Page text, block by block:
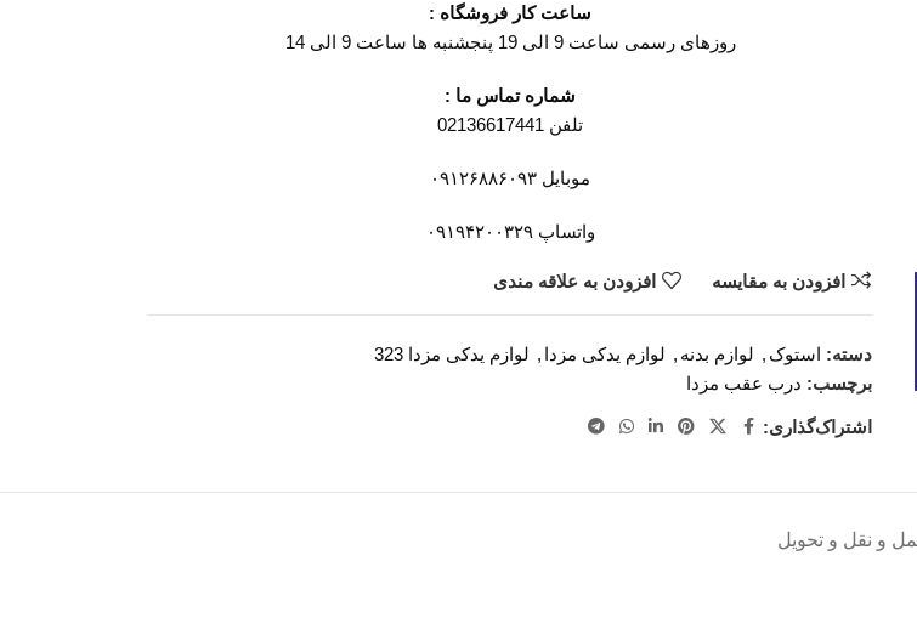
ساعت کار فروشگاه :
روزهای رسمی ساعت 9 الی 19 پنجشنبه ها ساعت 9 الی 14
شماره تماس ما :
تلفن 02136617441
موبایل ۰۹۱۲۶۸۸۶۰۹۳
واتساپ ۰۹۱۹۴۲۰۰۳۲۹
افزودن به مقایسه افزودن به علاقه مندی
دسته: استوک , لوازم بدنه , لوازم یدکی مزدا , لوازم یدکی مزدا 323
برچسب: درب عقب مزدا
اشتراک‌گذاری:
و نقل و تحویل